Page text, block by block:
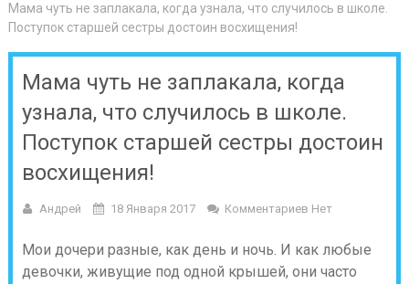
Мама чуть не заплакала, когда узнала, что случилось в школе.
Поступок старшей сестры достоин восхищения!
Мама чуть не заплакала, когда
узнала, что случилось в школе.
Поступок старшей сестры достоин
восхищения!
Андрей 18 Января 2017 Комментариев Нет
Мои дочери разные, как день и ночь. И как любые
девочки, живущие под одной крышей, они часто